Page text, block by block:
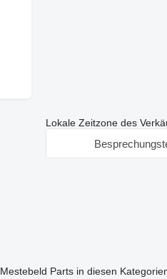
Lokale Zeitzone des
Parts in diesen